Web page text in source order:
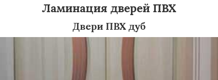
Монино Нахабино
Некрасовское Обухово Октябрьский
Решетниково Родники
Северный Софрино
Ламинация дверей ПВХ
Двери ПВХ дуб